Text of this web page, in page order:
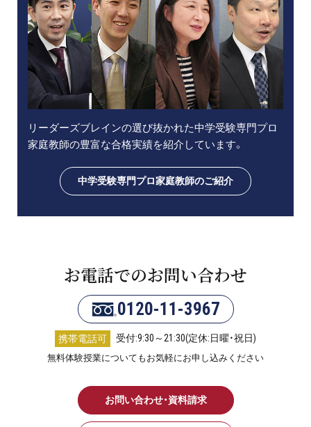
リーダーズブレインの選び抜かれた中学受験専門プロ
家庭教師の豊富な合格実績を紹介しています。
中学受験専門プロ家庭教師のご紹介
お電話でのお問い合わせ
0120-11-3967
携帯電話可 受付:9:30～21:30(定休:日曜・祝日)
無料体験授業についてもお気軽にお申し込みください
お問い合わせ・資料請求